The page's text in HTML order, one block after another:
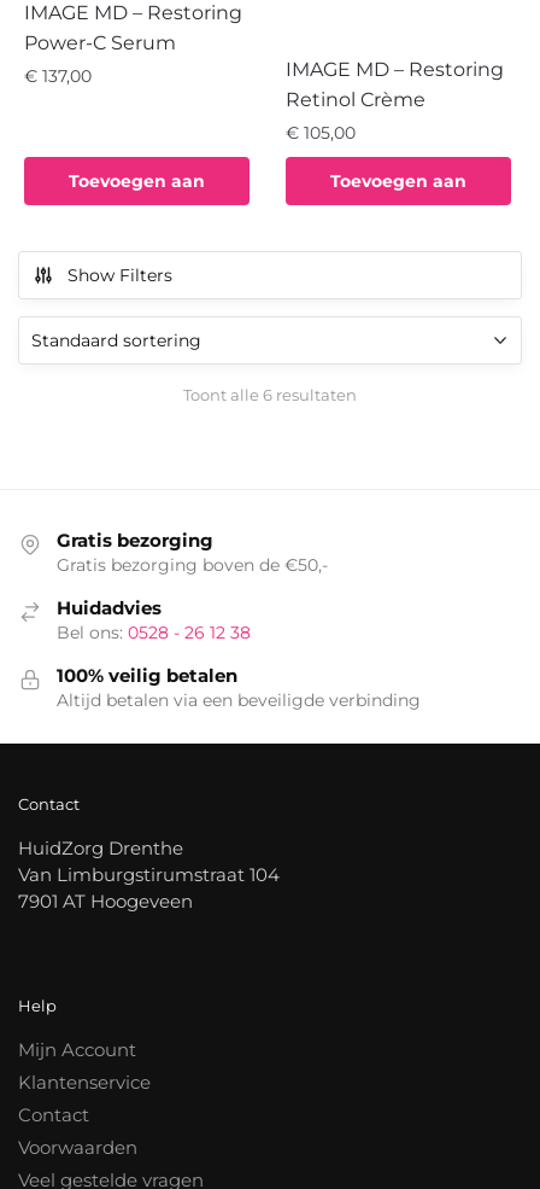
IMAGE MD – Restoring
Power-C Serum
€ 137,00
Toevoegen aan
IMAGE MD – Restoring
Retinol Crème
€ 105,00
Toevoegen aan
Show Filters
Toont alle 6 resultaten
Gratis bezorging
Gratis bezorging boven de €50,-
Huidadvies
Bel ons: 0528 - 26 12 38
100% veilig betalen
Altijd betalen via een beveiligde verbinding
Contact
HuidZorg Drenthe
Van Limburgstirumstraat 104
7901 AT Hoogeveen
Help
Mijn Account
Klantenservice
Contact
Voorwaarden
Veel gestelde vragen